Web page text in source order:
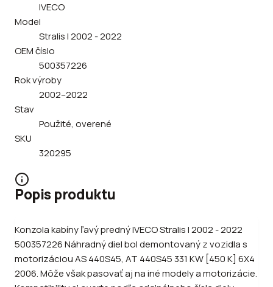
IVECO
Model
Stralis I 2002 - 2022
OEM číslo
500357226
Rok výroby
2002–2022
Stav
Použité, overené
SKU
320295
Popis produktu
Konzola kabíny ľavý predný IVECO Stralis I 2002 - 2022
500357226 Náhradný diel bol demontovaný z vozidla s
motorizáciou AS 440S45, AT 440S45 331 KW [450 K] 6X4
2006. Môže však pasovať aj na iné modely a motorizácie.